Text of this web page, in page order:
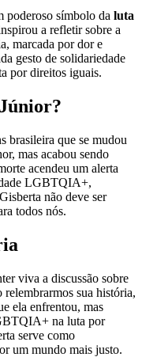
poderoso símbolo da luta
a refletir sobre a
marcada por dor e
gesto de solidariedade
por direitos iguais.
brasileira que se mudou
mas acabou sendo
acendeu um alerta
LGBTQIA+,
não deve ser
todos nós.
viva a discussão sobre
relembrarmos sua história,
ela enfrentou, mas
na luta por
serve como
um mundo mais justo.